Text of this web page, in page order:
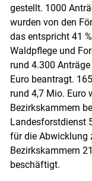
gestellt. 1000
wurden von den
das entspricht 41
Waldpflege und
rund 4.300
Euro beantragt.
rund 4,7 Mio. Euro
Bezirkskammern
Landesforstdienst
für die Abwicklung
Bezirkskammern
beschäftigt.